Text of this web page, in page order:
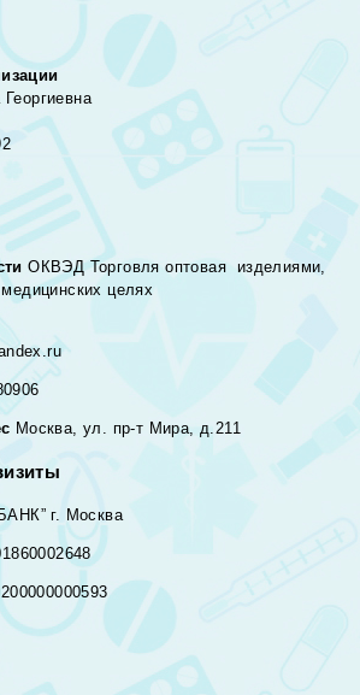
ОКВЭД Торговля оптовая изделиями,
целях
Москва, ул. пр-т Мира, д.211
г. Москва